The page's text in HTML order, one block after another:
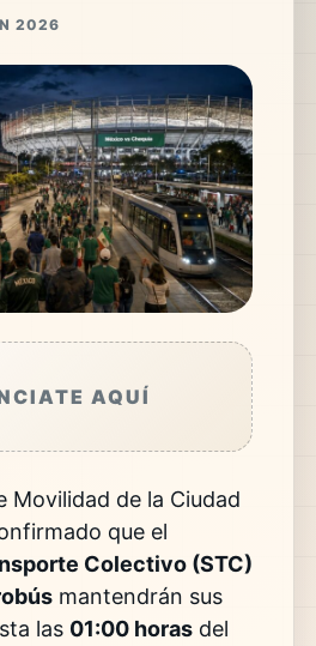
2026
AQUÍ
Movilidad de la Ciudad
que el
Colectivo (STC)
mantendrán sus
las 01:00 horasdel